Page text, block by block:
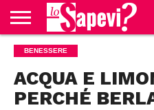
CURIOSITÀ
BENESSERE
GOSSIP
PRODOTTI
NEWS
CASA E
BENESSERE
ACQUA E
PERCHÉ